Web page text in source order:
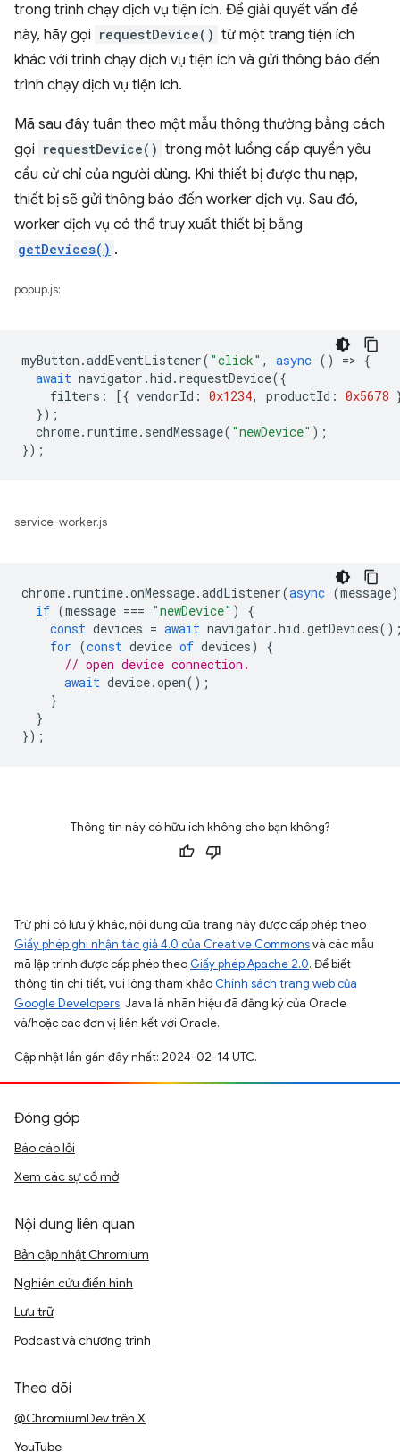
trong trình chạy dịch vụ tiện ích. Để giải quyết vấn đề
này, hãy gọi requestDevice() từ một trang tiện ích
khác với trình chạy dịch vụ tiện ích và gửi thông báo đến
trình chạy dịch vụ tiện ích.
Mã sau đây tuân theo một mẫu thông thường bằng cách
gọi requestDevice() trong một luồng cấp quyền yêu
cầu cử chỉ của người dùng. Khi thiết bị được thu nạp,
thiết bị sẽ gửi thông báo đến worker dịch vụ. Sau đó,
worker dịch vụ có thể truy xuất thiết bị bằng
getDevices() .
popup.js:
myButton .addEventListener( "click" , async () => {
await navigator .hid . requestDevice({
filters : [{ vendorId : 0x1234, productId : 0x5678
});
chrome. runtime. sendMessage( "newDevice" );
});
service-worker.js
chrome. runtime.onMessage.addListener(async (message)
if (message === "newDevice" )
{
const devices = await navigator .hid .getDevices
for (const device of devices)
{
// open device connection.
await device.open();
}
}
});
Thông tin này có hữu ích không cho bạn không?
Trừ phi có lưu ý khác, nội dung của trang này được cấp phép theo
Giấy phép ghi nhận tác giả 4.0 của Creative Commonsvà các mẫu
mã lập trình được cấp phép theo Giấy phép Apache 2.0. Để biết
thông tin chi tiết, vui lòng tham khảo Chính sách trang web của
Google Developers. Java là nhãn hiệu đã đăng ký của Oracle
và/hoặc các đơn vị liên kết với Oracle.
Cập nhật lần gần đây nhất: 2024-02-14 UTC.
Đóng góp
Báo cáo lỗi
Xem các sự cố mở
Nội dung liên quan
Bản cập nhật Chromium
Nghiên cứu điển hình
Lưu trữ
Podcast và chương trình
Theo dõi
@ChromiumDev trên X
YouTube